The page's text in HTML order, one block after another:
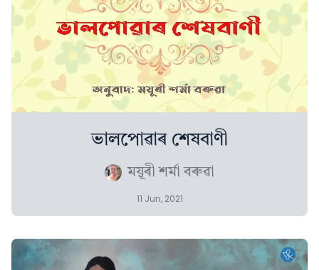
ভালপোৱাৰ শেষবাণী
ময়ূৰী শৰ্মা বৰুৱা
11 Jun, 2021